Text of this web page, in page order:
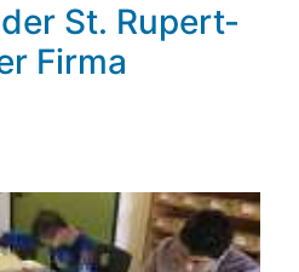
St. Rupert-
Firma